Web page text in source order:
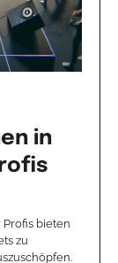
in
bieten
zu